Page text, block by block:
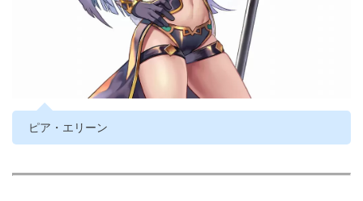
ピア・エリーン